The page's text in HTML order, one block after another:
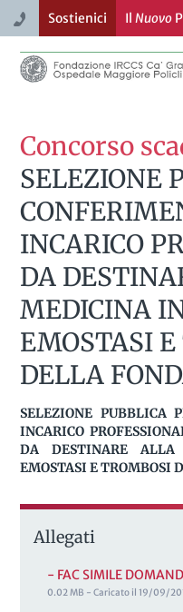
Sostienici Il Nuovo
Concorso
SELEZIONE
INCARICO
DA
MEDICINA
EMOSTASI
DELLA
SELEZIONE PUBBLICA
INCARICO
DA DESTINARE ALLA
EMOSTASI E TROMBOSI
Allegati
- FAC SIMILE
0.02 MB - Caricato il 19/09/